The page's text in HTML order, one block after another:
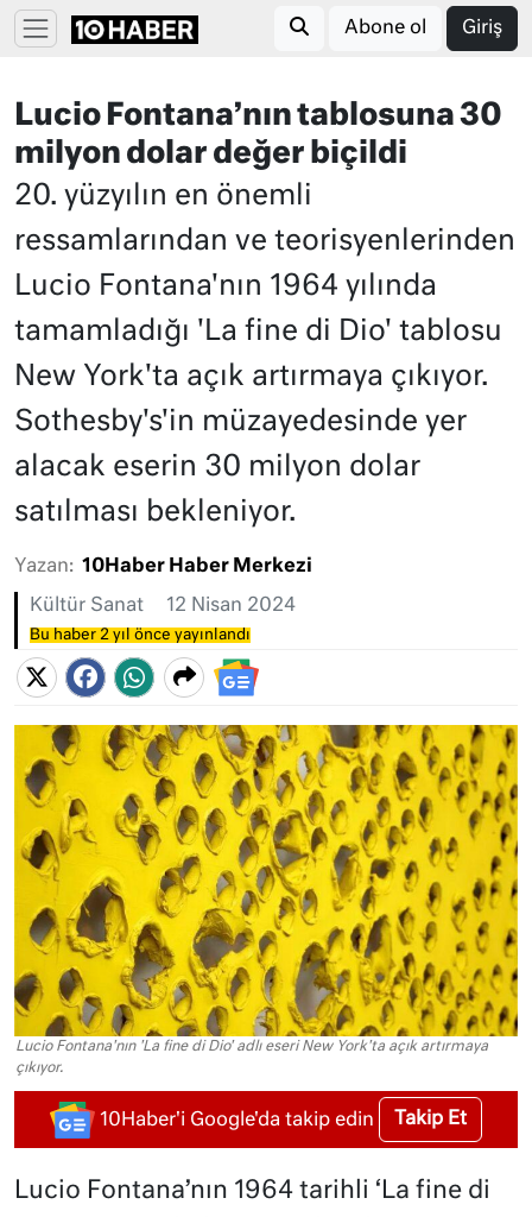
Abone ol Giriş
Lucio Fontana’nın tablosuna 30
milyon dolar değer biçildi
20. yüzyılın en önemli
ressamlarından ve teorisyenlerinden
Lucio Fontana'nın 1964 yılında
tamamladığı 'La fine di Dio' tablosu
New York'ta açık artırmaya çıkıyor.
Sothesby's'in müzayedesinde yer
alacak eserin 30 milyon dolar
satılması bekleniyor.
Yazan: 10Haber Haber Merkezi
Kültür Sanat 12 Nisan 2024
Bu haber 2 yıl önce yayınlandı
Lucio Fontana'nın 'La fine di Dio' adlı eseri New York'ta açık artırmaya
çıkıyor.
10Haber'i Google'da takip edin Takip Et
Lucio Fontana’nın 1964 tarihli ‘La fine di